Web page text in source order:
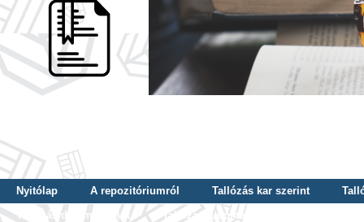
Nyitólap A repozitóriumról Tallózás kar szerint
Tallózás dátum szerint
Tallózás tudományterület szerint